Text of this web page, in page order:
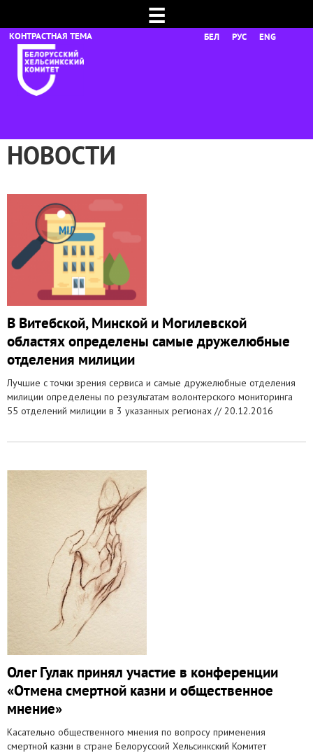
☰
БЕЛ РУС ENG
НОВОСТИ
В Витебской, Минской и Могилевской
областях определены самые дружелюбные
отделения милиции
Лучшие с точки зрения сервиса и самые дружелюбные отделения
милиции определены по результатам волонтерского мониторинга
55 отделений милиции в 3 указанных регионах //20.12.2016
Олег Гулак принял участие в конференции
«Отмена смертной казни и общественное
мнение»
Касательно общественного мнения по вопросу применения
смертной казни в стране Белорусский Хельсинкский Комитет